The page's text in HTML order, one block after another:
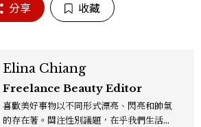
分享 收藏
Elina Chiang
Freelance Beauty Editor
喜歡美好事物以不同形式漂亮、閃亮和帥氣
的存在著。關注性別議題，在乎我們生活的